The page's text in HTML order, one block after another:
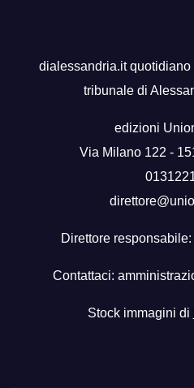
dialessandria.it quotidiano
tribunale di
edizioni
Via Milano 122 -
Direttore
Contattaci:
Stock immagini di